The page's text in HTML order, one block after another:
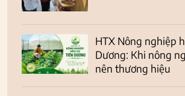
HTX Nông nghiệp
Dương: Khi nông
nên thương hiệu